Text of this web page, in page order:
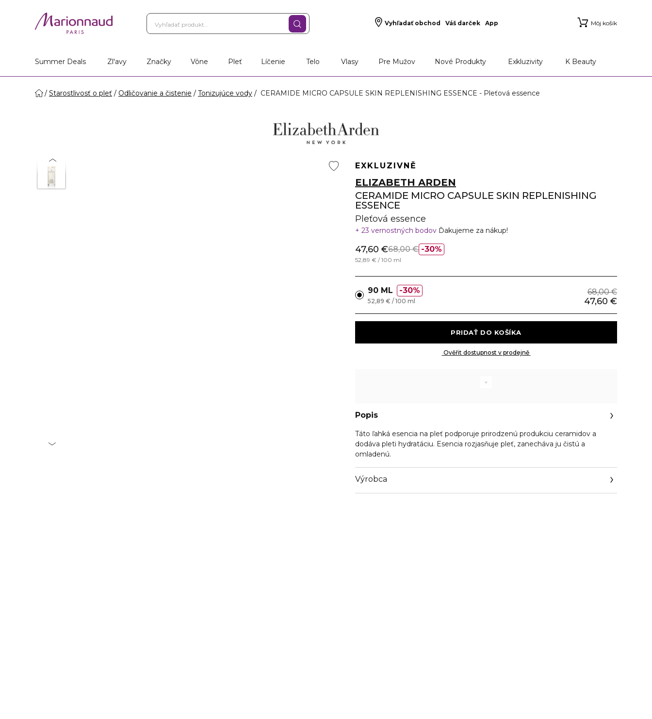
Vyhľadať obchod Váš darček App Môj košík
Summer Deals Zl'avy Značky Vône Pleť Líčenie Telo Vlasy Pre Mužov Nové Produkty Exkluzivity K Beauty
Starostlivosť o pleť Odličovanie a čistenie Tonizujúce vody CERAMIDE MICRO CAPSULE SKIN REPLENISHING ESSENCE - Pleťová essence
EXKLUZIVNĚ
ELIZABETH ARDEN
CERAMIDE MICRO CAPSULE SKIN REPLENISHING
ESSENCE
Pleťová essence
23 vernostných bodov Ďakujeme za nákup!
30%
47,60 €68,00 €
52,89 € / 100 ml
90 ML 30% 68,00 €
47,60 €
52,89 € / 100 ml
Ověřit dostupnost v prodejně
Popis
Táto ľahká esencia na pleť podporuje prirodzenú produkciu ceramidov a
dodáva pleti hydratáciu. Esencia rozjasňuje pleť, zanecháva ju čistú a
omladenú.
Výrobca